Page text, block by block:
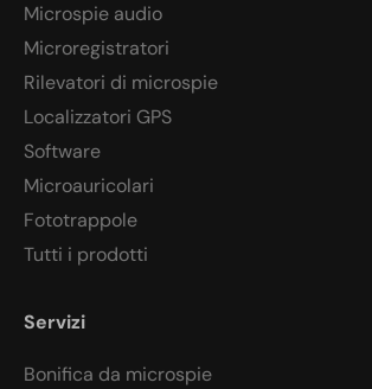
Microspie audio
Microregistratori
Rilevatori di microspie
Localizzatori GPS
Software
Microauricolari
Fototrappole
Tutti i prodotti
Servizi
Bonifica da microspie